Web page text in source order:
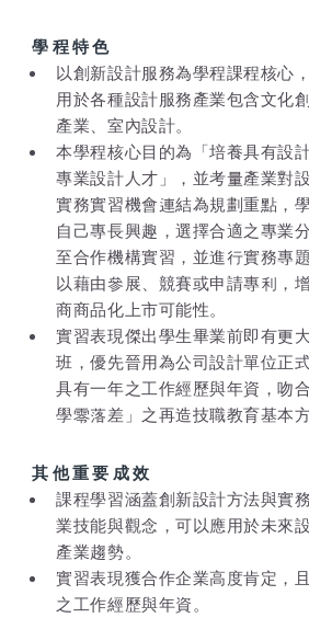
學程特色
以創新設計服務為學程課程核心
用於各種設計服務產業包含文化
產業、室內設計。
本學程核心目的為「培養具有設
專業設計人才」，並考量產業對
實務實習機會連結為規劃重點，
自己專長興趣，選擇合適之專業
至合作機構實習，並進行實務專
以藉由參展、競賽或申請專利，
商商品化上市可能性。
實習表現傑出學生畢業前即有更
班，優先晉用為公司設計單位正
具有一年之工作經歷與年資，吻
學零落差」之再造技職教育基本方
其他重要成效
課程學習涵蓋創新設計方法與實
業技能與觀念，可以應用於未來
產業趨勢。
實習表現獲合作企業高度肯定，
之工作經歷與年資。